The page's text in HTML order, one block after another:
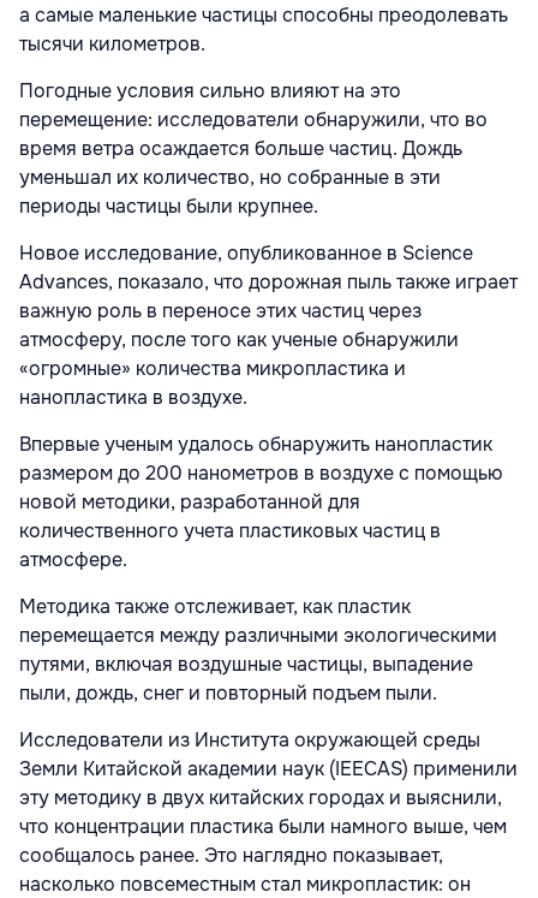
а самые маленькие частицы способны преодолевать
тысячи километров.
Погодные условия сильно влияют на это
перемещение: исследователи обнаружили, что во
время ветра осаждается больше частиц. Дождь
уменьшал их количество, но собранные в эти
периоды частицы были крупнее.
Новое исследование, опубликованное в Science
Advances, показало, что дорожная пыль также играет
важную роль в переносе этих частиц через
атмосферу, после того как ученые обнаружили
«огромные» количества микропластика и
нанопластика в воздухе.
Впервые ученым удалось обнаружить нанопластик
размером до 200 нанометров в воздухе с помощью
новой методики, разработанной для
количественного учета пластиковых частиц в
атмосфере.
Методика также отслеживает, как пластик
перемещается между различными экологическими
путями, включая воздушные частицы, выпадение
пыли, дождь, снег и повторный подъем пыли.
Исследователи из Института окружающей среды
Земли Китайской академии наук (IEECAS) применили
эту методику в двух китайских городах и выяснили,
что концентрации пластика были намного выше, чем
сообщалось ранее. Это наглядно показывает,
насколько повсеместным стал микропластик: он